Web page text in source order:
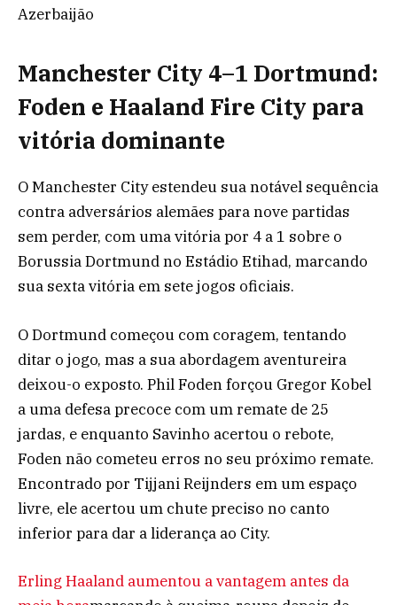
Azerbaijão
Manchester City 4–1 Dortmund:
Foden e Haaland Fire City para
vitória dominante
O Manchester City estendeu sua notável sequência
contra adversários alemães para nove partidas
sem perder, com uma vitória por 4 a 1 sobre o
Borussia Dortmund no Estádio Etihad, marcando
sua sexta vitória em sete jogos oficiais.
O Dortmund começou com coragem, tentando
ditar o jogo, mas a sua abordagem aventureira
deixou-o exposto. Phil Foden forçou Gregor Kobel
a uma defesa precoce com um remate de 25
jardas, e enquanto Savinho acertou o rebote,
Foden não cometeu erros no seu próximo remate.
Encontrado por Tijjani Reijnders em um espaço
livre, ele acertou um chute preciso no canto
inferior para dar a liderança ao City.
Erling Haaland aumentou a vantagem antes da